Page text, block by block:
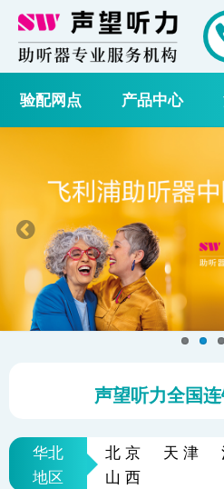
验配网点 产品中心
声望听力全国
华北 北京 天津
山西
地区